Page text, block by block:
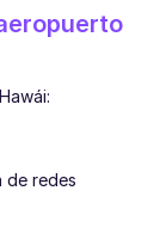
de redes